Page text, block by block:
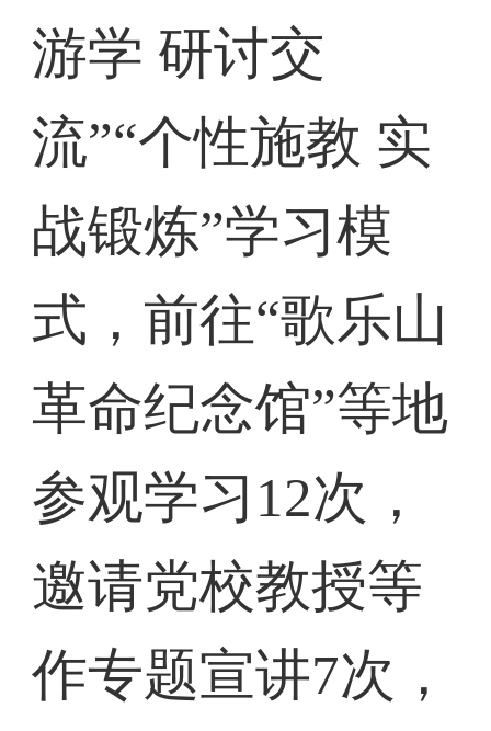
游学 研讨交
流”“个性施教 实
战锻炼”学习模
式，前往“歌乐山
革命纪念馆”等地
参观学习12次，
邀请党校教授等
作专题宣讲7次，